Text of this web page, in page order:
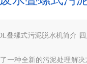
叠螺式污泥脱水机简介
一种全新的污泥处理解